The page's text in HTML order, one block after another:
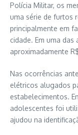
Polícia Militar, os
uma série de furtos
principalmente em
cidade. Em uma
aproximadamente
Nas ocorrências
elétricos alugados
estabelecimentos.
adolescentes foi
ajudou na